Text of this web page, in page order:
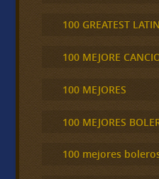
100 GREATEST
100 MEJORE
100 MEJORES
100 MEJORES
100 mejores